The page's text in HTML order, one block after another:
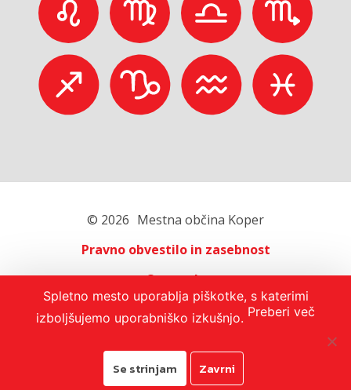
© 2026 Mestna občina Koper
Pravno obvestilo in zasebnost
O portalu
Oglaševanje
Avtorji: Emigma
Spletno mesto uporablja piškotke, s katerimi
izboljšujemo uporabniško izkušnjo. Preberi več
Se strinjam Zavrni